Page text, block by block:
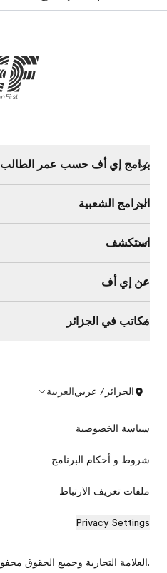
برامج إي أف حسب عمر الطالب
البرامج الشعبية
استكشف
عن إي أف
مكاتب في الجزائر
الجزائر/ عربيالعربية
سياسة الخصوصية
شروط و أحكام البرنامج
ملفات تعريف الارتباط
Privacy Settings